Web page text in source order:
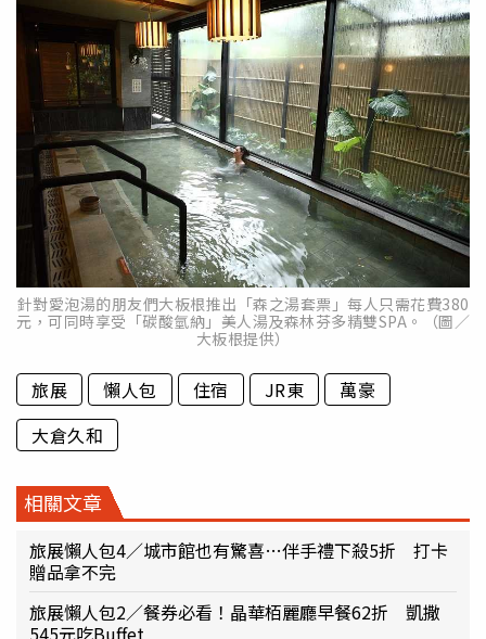
針對愛泡湯的朋友們大板根推出「森之湯套票」每人只需花費380
元，可同時享受「碳酸氫納」美人湯及森林芬多精雙SPA。（圖／
大板根提供）
旅展 懶人包 住宿 JR東
萬豪
大倉久和
相關文章
旅展懶人包4／城市館也有驚喜…伴手禮下殺5折 打卡
贈品拿不完
旅展懶人包2／餐券必看！晶華栢麗廳早餐62折 凱撒
545元吃Buffet